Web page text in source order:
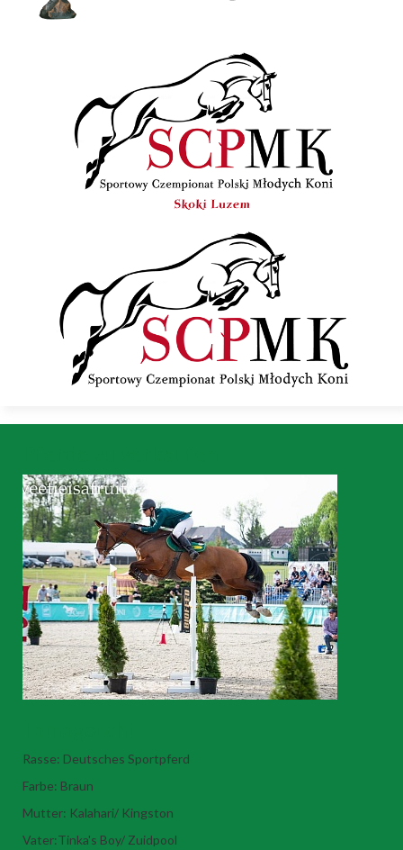
Rasse: Deutsches Sportpferd
Farbe: Braun
Mutter: Kalahari/ Kingston
Vater:Tinka's Boy/ Zuidpool